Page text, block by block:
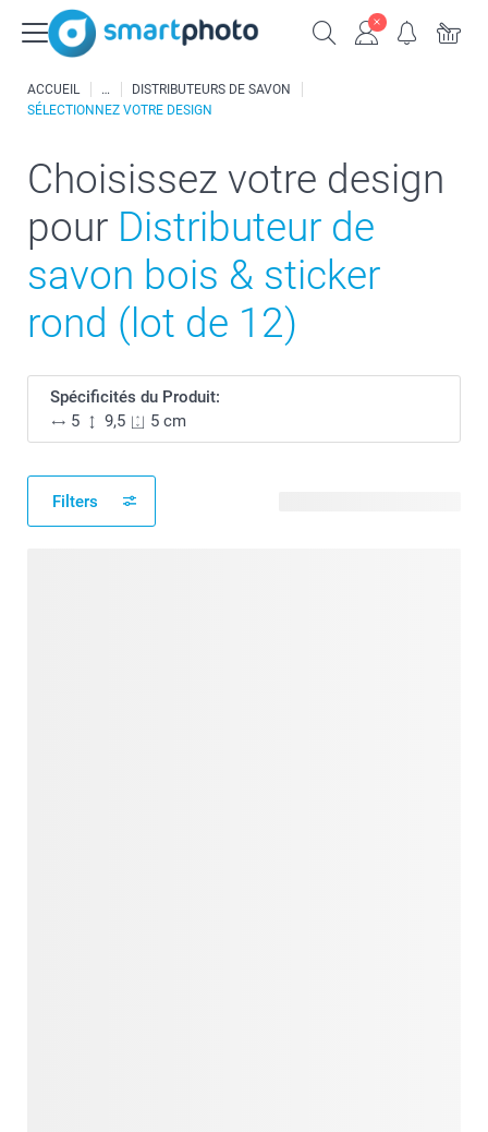
ACCUEIL
DISTRIBUTEURS DE SAVON
SÉLECTIONNEZ VOTRE DESIGN
Choisissez votre design
pour Distributeur de
savon bois & sticker
rond (lot de 12)
Spécificités du Produit:
5
9,5 5 cm
Filters